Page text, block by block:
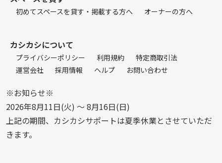
初めてスペースを貸す・掲載する方へ オーナーの方へ
カシカシについて
プライバシーポリシー 利用規約
特定商取引法
運営会社
採用情報 ヘルプ お問い合わせ
※お知らせ※
2026年8月11日(火) 〜 8月16日(日)
上記の期間、カシカシサポートは夏季休業とさせていただ
きます。